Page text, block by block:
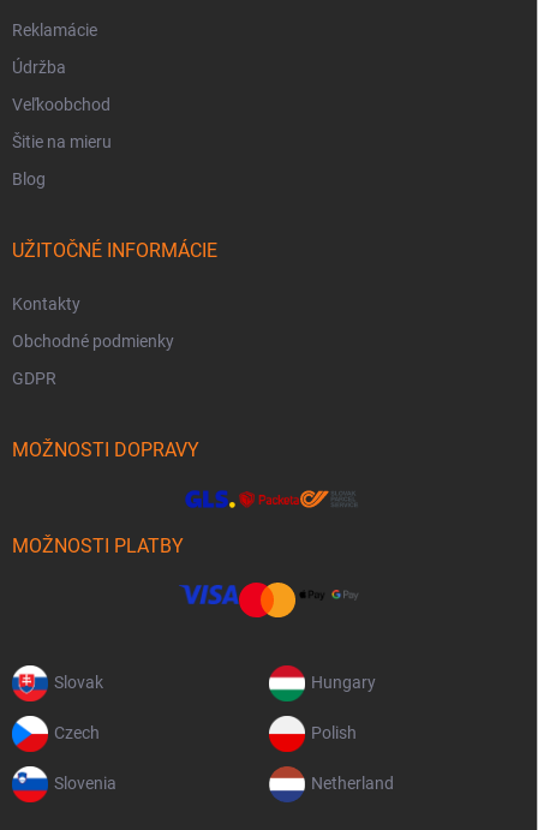
Reklamácie
Údržba
Veľkoobchod
Šitie na mieru
Blog
UŽITOČNÉ INFORMÁCIE
Kontakty
Obchodné podmienky
GDPR
MOŽNOSTI DOPRAVY
MOŽNOSTI PLATBY
Slovak Hungary
Czech Polish
Slovenia Netherland